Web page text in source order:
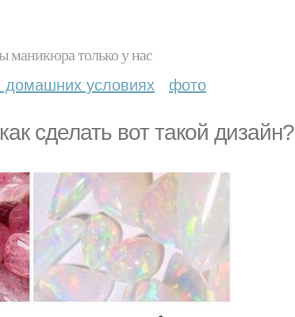
маникюра только у нас
условиях фото
сделать вот такой дизайн?